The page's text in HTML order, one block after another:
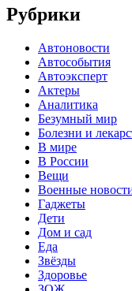
Рубрики
Автоновости
Автособытия
Автоэксперт
Актеры
Аналитика
Безумный мир
Болезни и
В мире
В России
Вещи
Военные
Гаджеты
Дети
Дом и сад
Еда
Звёзды
Здоровье